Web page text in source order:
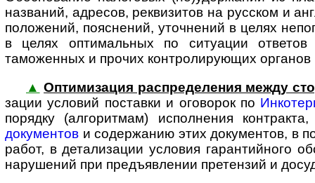
названий, адресов, реквизитов на русском и
положений, пояснений, уточнений в целях
в целях оптимальных по ситуации
таможенных и прочих конт­ро­ли­ру­ю­щих
▲ Оптимизация распределения между
за­ции условий поставки и оговорок по
порядку (алгоритмам) исполнения
документов и содержанию этих документов, в
работ, в детали­зации условия гарантийного
нарушений при предъ­явлении претензий и